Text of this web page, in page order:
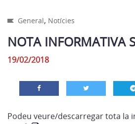
General, Notícies
NOTA INFORMATIVA
19/02/2018
Podeu veure/descarregar tota la